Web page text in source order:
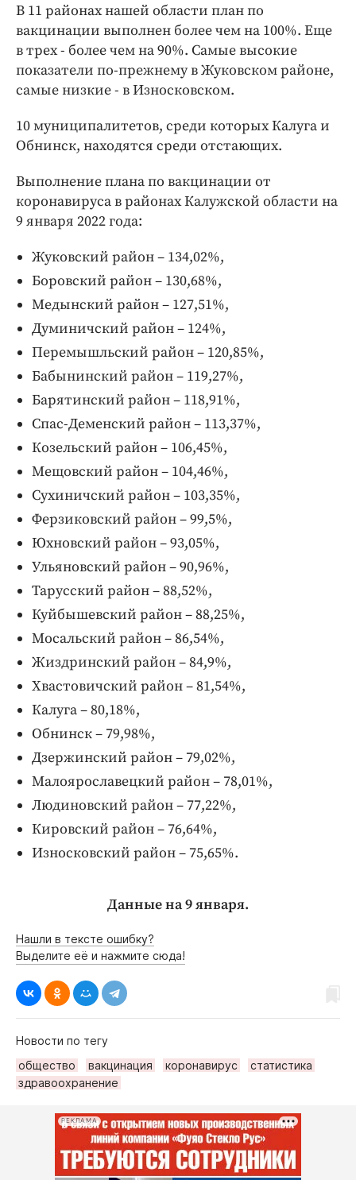
В 11 районах нашей области план по
вакцинации выполнен более чем на 100%. Еще
в трех - более чем на 90%. Самые высокие
показатели по-прежнему в Жуковском районе,
самые низкие - в Износковском.
10 муниципалитетов, среди которых Калуга и
Обнинск, находятся среди отстающих.
Выполнение плана по вакцинации от
коронавируса в районах Калужской области на
9 января 2022 года:
Жуковский район – 134,02%,
Боровский район – 130,68%,
Медынский район – 127,51%,
Думиничский район – 124%,
Перемышльский район – 120,85%,
Бабынинский район – 119,27%,
Барятинский район – 118,91%,
Спас-Деменский район – 113,37%,
Козельский район – 106,45%,
Мещовский район – 104,46%,
Сухиничский район – 103,35%,
Ферзиковский район – 99,5%,
Юхновский район – 93,05%,
Ульяновский район – 90,96%,
Тарусский район – 88,52%,
Куйбышевский район – 88,25%,
Мосальский район – 86,54%,
Жиздринский район – 84,9%,
Хвастовичский район – 81,54%,
Калуга – 80,18%,
Обнинск – 79,98%,
Дзержинский район – 79,02%,
Малоярославецкий район – 78,01%,
Людиновский район – 77,22%,
Кировский район – 76,64%,
Износковский район – 75,65%.
Данные на 9 января.
Нашли в тексте ошибку?
Выделите её и нажмите сюда!
Новости по тегу
общество
вакцинация коронавирус
статистика
здравоохранение
РЕКЛАМА